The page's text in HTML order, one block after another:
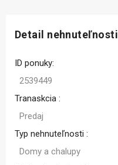
Detail nehnuteľnosti
ID ponuky:
2539449
Tranaskcia :
Predaj
Typ nehnuteľnosti :
Domy a chalupy